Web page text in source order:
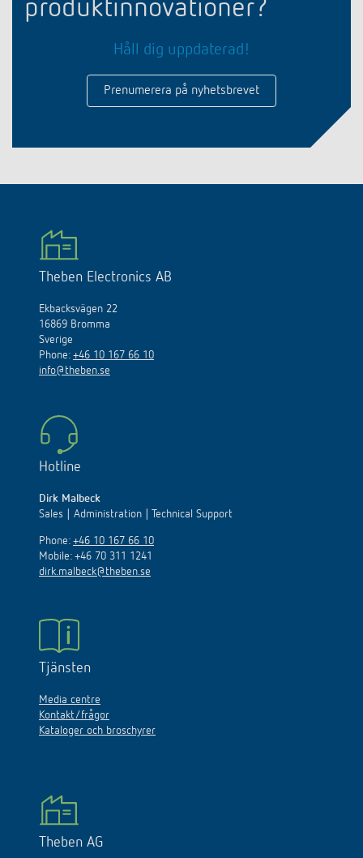
produktinnovationer?
Håll dig uppdaterad!
Prenumerera på nyhetsbrevet
Theben Electronics AB
Ekbacksvägen 22
16869 Bromma
Sverige
Phone: +46 10 167 66 10
info@theben.se
Hotline
Dirk Malbeck
Sales | Administration | Technical Support
Phone: +46 10 167 66 10
Mobile: +46 70 311 1241
dirk.malbeck@theben.se
Tjänsten
Media centre
Kontakt/frågor
Kataloger och broschyrer
Theben AG